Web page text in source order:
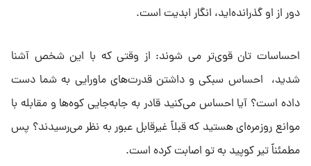
دور از او گذرانده‌اید، انگار ابدیت است.
احساسات تان قوی‌تر می شوند: از وقتی که با این شخص آشنا
شدید، احساس سبکی و داشتن قدرت‌های ماورایی به شما دست
داده است؟ آیا احساس می‌کنید قادر به جابه‌جایی کوه‌ها و مقابله با
موانع روزمره‌ای هستید که قبلاً غیرقابل عبور به نظر می‌رسیدند؟ پس
مطمئناً تیر کوپید به تو اصابت کرده است.